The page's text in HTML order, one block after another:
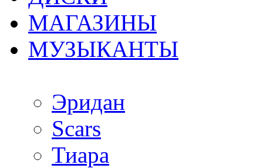
МАГАЗИНЫ
МУЗЫКАНТЫ
Эридан
Scars
Тиара